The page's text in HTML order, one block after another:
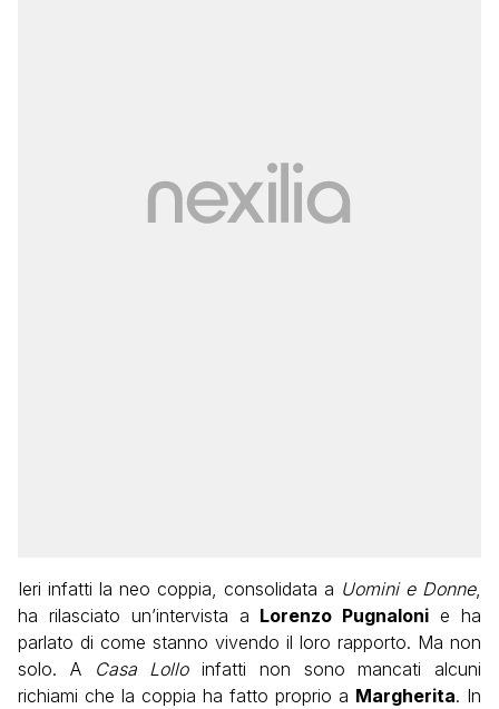
Ieri infatti la neo coppia, consolidata a Uomini e Donne,
ha rilasciato un’intervista a Lorenzo Pugnaloni e ha
parlato di come stanno vivendo il loro rapporto. Ma non
solo. A
Casa Lolloinfatti non sono mancati alcuni
richiami che la coppia ha fatto proprio a Margherita. In